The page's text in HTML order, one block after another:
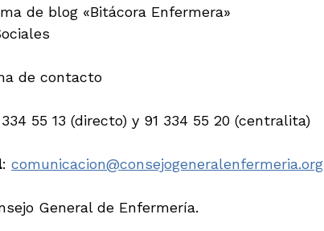
de blog «Bitácora Enfermera»
de contacto
334 55 13 (directo) y 91 334 55 20 (centralita)
: comunicacion@consejogeneralenfermeria.org
General de Enfermería.